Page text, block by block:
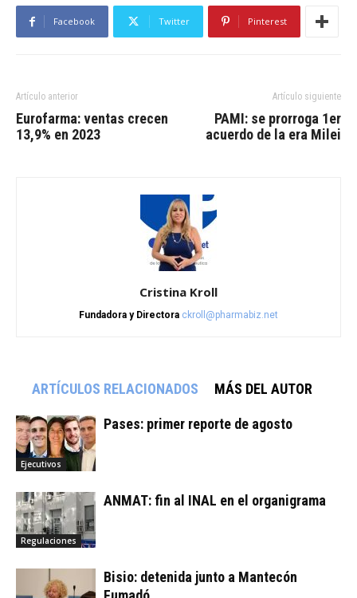
Facebook Twitter Pinterest
Artículo anterior
Eurofarma: ventas crecen
13,9% en 2023
Artículo siguiente
PAMI: se prorroga 1er
acuerdo de la era Milei
Cristina Kroll
Fundadora y Directora ckroll@pharmabiz.net
ARTÍCULOS RELACIONADOS MÁS DEL AUTOR
Ejecutivos
Pases: primer reporte de agosto
Regulaciones
ANMAT: fin al INAL en el organigrama
Bisio: detenida junto a Mantecón